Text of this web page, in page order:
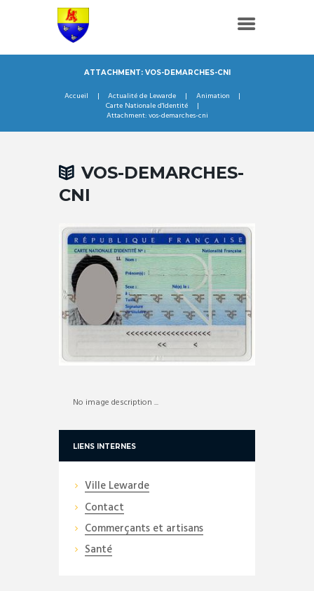
ATTACHMENT: VOS-DEMARCHES-CNI
Accueil Actualité de Lewarde
Animation
Carte Nationale d'Identité
Attachment: vos-demarches-cni
VOS-DEMARCHES-
CNI
No image description ...
LIENS INTERNES
Ville Lewarde
Contact
Commerçants et artisans
Santé